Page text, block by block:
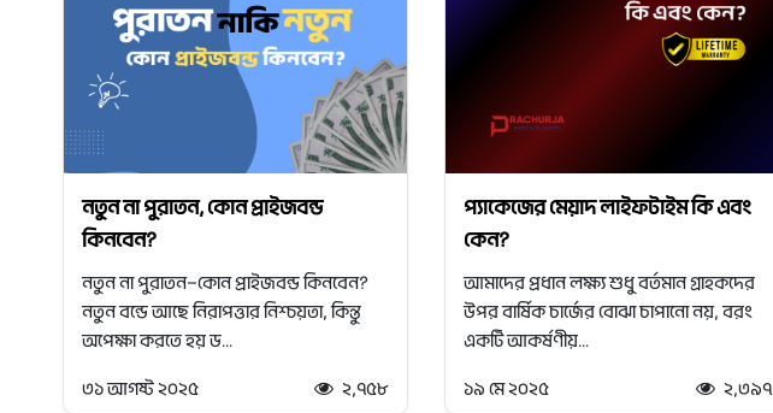
নতুন না পুরাতন, কোন প্রাইজবন্ড
কিনবেন?
নতুন না পুরাতন—কোন প্রাইজবন্ড কিনবেন?
নতুন বন্ডে আছে নিরাপত্তার নিশ্চয়তা, কিন্তু
অপেক্ষা করতে হয় ড...
৩১ আগষ্ট ২০২৫
২,৭৫৮
প্যাকেজের মেয়াদ লাইফটাইম কি এবং
কেন?
আমাদের প্রধান লক্ষ্য শুধু বর্তমান গ্রাহকদের
উপর বার্ষিক চার্জের বোঝা চাপানো নয়, বরং
একটি আকর্ষণীয়...
১৯ মে ২০২৫
২,৩৯৭